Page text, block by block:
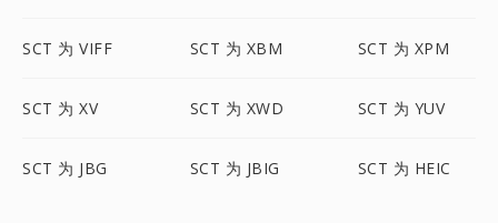
SCT 为 VIFF SCT 为 XBM SCT 为 XPM
SCT 为 XV SCT 为 XWD SCT 为 YUV
SCT 为 JBG SCT 为 JBIG SCT 为 HEIC